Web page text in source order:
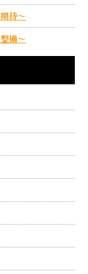
待～
備～